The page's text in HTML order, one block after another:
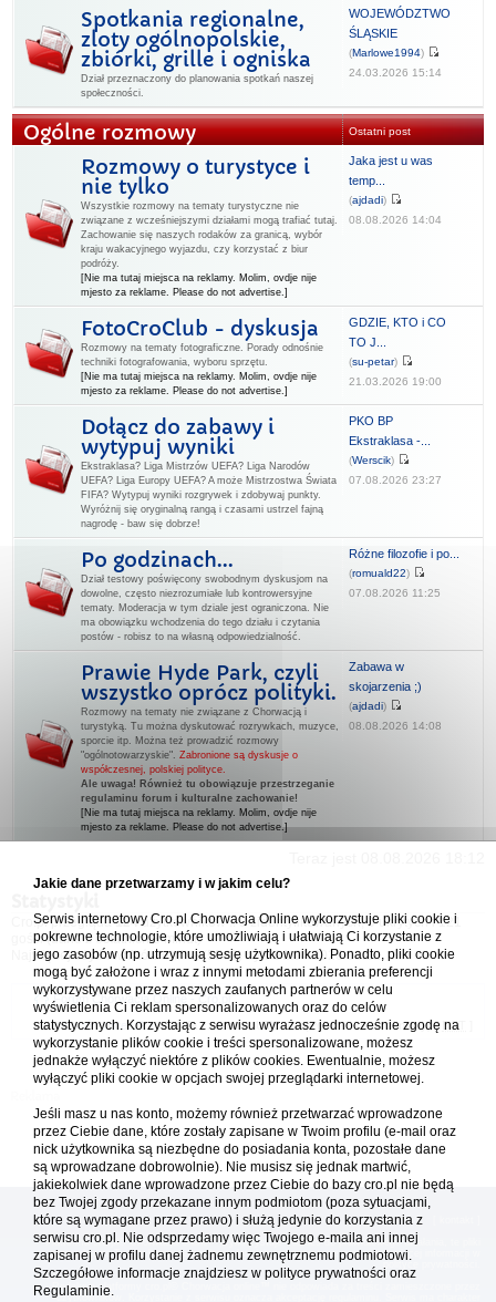
Spotkania regionalne,
zloty ogólnopolskie,
zbiórki, grille i ogniska
Dział przeznaczony do planowania spotkań naszej
społeczności.
WOJEWÓDZTWO
ŚLĄSKIE
(Marlowe1994)
24.03.2026 15:14
Ogólne rozmowy Ostatni post
Rozmowy o turystyce i
nie tylko
Wszystkie rozmowy na tematy turystyczne nie
związane z wcześniejszymi działami mogą trafiać tutaj.
Zachowanie się naszych rodaków za granicą, wybór
kraju wakacyjnego wyjazdu, czy korzystać z biur
podróży.
[Nie ma tutaj miejsca na reklamy. Molim, ovdje nije
mjesto za reklame. Please do not advertise.]
Jaka jest u was
temp...
(ajdadi)
08.08.2026 14:04
FotoCroClub - dyskusja
Rozmowy na tematy fotograficzne. Porady odnośnie
techniki fotografowania, wyboru sprzętu.
[Nie ma tutaj miejsca na reklamy. Molim, ovdje nije
mjesto za reklame. Please do not advertise.]
GDZIE, KTO i CO
TO J...
(su-petar)
21.03.2026 19:00
Dołącz do zabawy i
wytypuj wyniki
Ekstraklasa? Liga Mistrzów UEFA? Liga Narodów
UEFA? Liga Europy UEFA? A może Mistrzostwa Świata
FIFA? Wytypuj wyniki rozgrywek i zdobywaj punkty.
Wyróżnij się oryginalną rangą i czasami ustrzel fajną
nagrodę - baw się dobrze!
PKO BP
Ekstraklasa -...
(Werscik)
07.08.2026 23:27
Po godzinach...
Dział testowy poświęcony swobodnym dyskusjom na
dowolne, często niezrozumiałe lub kontrowersyjne
tematy. Moderacja w tym dziale jest ograniczona. Nie
ma obowiązku wchodzenia do tego działu i czytania
postów - robisz to na własną odpowiedzialność.
Różne filozofie i po...
(romuald22)
07.08.2026 11:25
Prawie Hyde Park, czyli
wszystko oprócz polityki.
Rozmowy na tematy nie związane z Chorwacją i
turystyką. Tu można dyskutować rozrywkach, muzyce,
sporcie itp. Można też prowadzić rozmowy
"ogólnotowarzyskie". Zabronione są dyskusje o
współczesnej, polskiej polityce.
Ale uwaga! Również tu obowiązuje przestrzeganie
regulaminu forum i kulturalne zachowanie!
[Nie ma tutaj miejsca na reklamy. Molim, ovdje nije
mjesto za reklame. Please do not advertise.]
Zabawa w
skojarzenia ;)
(ajdadi)
08.08.2026 14:08
Cro.pl przegląda124użytkowników :: 3 zidentyfikowanych, 0 ukrytych i 121
gości (dane z ostatnich 3 minut)
Najwięcej użytkowników online ( 5542) było 21.04.2026 01:12
Forum Chorwacja Online - Cro.pl
Usuń ciasteczka• Strefa czasowa: UTC + 1 (Polska - czas zimowy) [ DST
[reklama ] [
Platforma cro.pl© Chorwacja online™ wykorzystuje cookies do prawidłowego działania, te pliki
gromadzą na Twoim komputerze dane ułatwiające korzystanie z serwisu; więcej informacji w
Redakcja platformy cro.pl© Chorwacja online™ nie odpowiada za treści zamieszczone przez
użytkowników. Korzystanie z serwisu oznacza akceptację regulaminu. Serwis ma charakter
Jakie dane przetwarzamy i w jakim celu?
Serwis internetowy Cro.pl Chorwacja Online wykorzystuje pliki cookie i
pokrewne technologie, które umożliwiają i ułatwiają Ci korzystanie z
jego zasobów (np. utrzymują sesję użytkownika). Ponadto, pliki cookie
mogą być założone i wraz z innymi metodami zbierania preferencji
wykorzystywane przez naszych zaufanych partnerów w celu
wyświetlenia Ci reklam spersonalizowanych oraz do celów
statystycznych. Korzystając z serwisu wyrażasz jednocześnie zgodę na
wykorzystanie plików cookie i treści spersonalizowane, możesz
jednakże wyłączyć niektóre z plików cookies. Ewentualnie, możesz
wyłączyć pliki cookie w opcjach swojej przeglądarki internetowej.
Jeśli masz u nas konto, możemy również przetwarzać wprowadzone
przez Ciebie dane, które zostały zapisane w Twoim profilu (e-mail oraz
nick użytkownika są niezbędne do posiadania konta, pozostałe dane
są wprowadzane dobrowolnie). Nie musisz się jednak martwić,
jakiekolwiek dane wprowadzone przez Ciebie do bazy cro.pl nie będą
bez Twojej zgody przekazane innym podmiotom (poza sytuacjami,
które są wymagane przez prawo) i służą jedynie do korzystania z
serwisu cro.pl. Nie odsprzedamy więc Twojego e-maila ani innej
zapisanej w profilu danej żadnemu zewnętrznemu podmiotowi.
Szczegółowe informacje znajdziesz w polityce prywatności oraz
Regulaminie.